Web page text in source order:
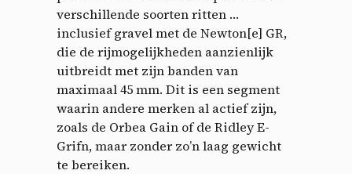
verschillende soorten ritten …
inclusief gravel met de Newton[e] GR,
die de rijmogelijkheden aanzienlijk
uitbreidt met zijn banden van
maximaal 45 mm. Dit is een segment
waarin andere merken al actief zijn,
zoals de Orbea Gain of de Ridley E-
Grifn, maar zonder zo’n laag gewicht
te bereiken.